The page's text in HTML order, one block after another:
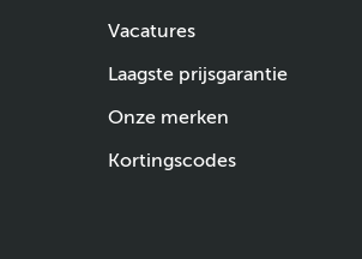
Vacatures
Laagste prijsgarantie
Onze merken
Kortingscodes